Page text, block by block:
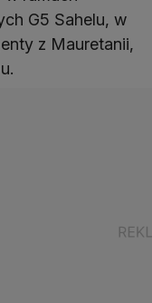
G5 Sahelu, w
z Mauretanii,